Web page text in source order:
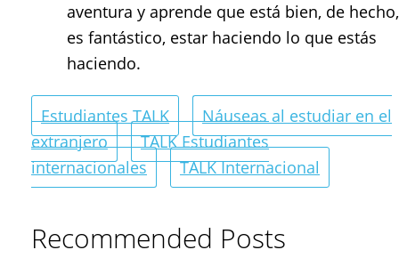
aventura y aprende que está bien, de hecho,
es fantástico, estar haciendo lo que estás
haciendo.
Estudiantes TALK
Náuseas al estudiar en el
extranjero
TALK Estudiantes
internacionales
TALK Internacional
Recommended Posts